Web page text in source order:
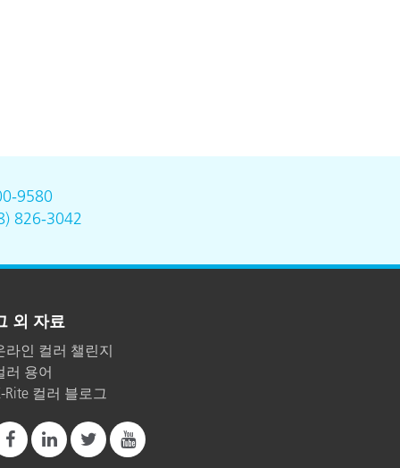
9580
826-3042
외 자료
라인 컬러 챌린지
러 용어
Rite 컬러 블로그